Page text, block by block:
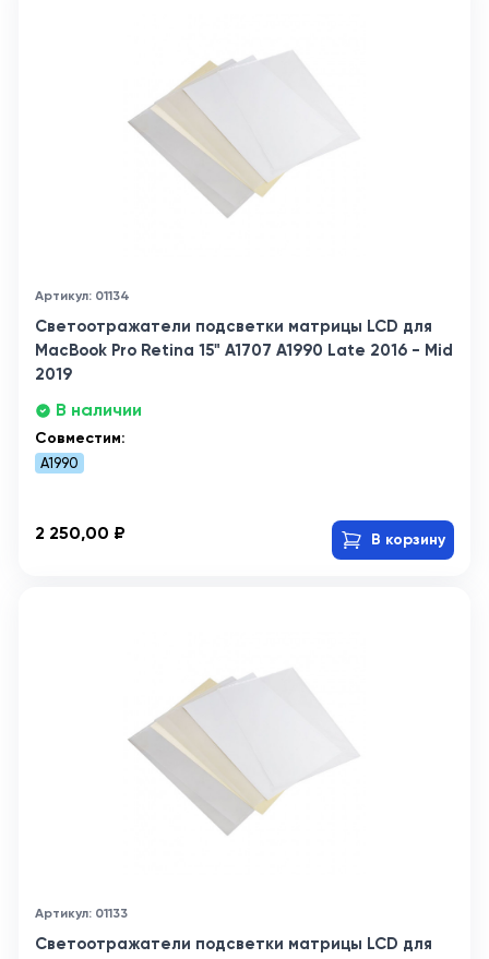
Артикул: 01134
Светоотражатели подсветки матрицы LCD для
MacBook Pro Retina 15" A1707 A1990 Late 2016 - Mid
2019
В наличии
Совместим:
A1990
2 250,00 ₽ В корзину
Артикул: 01133
Светоотражатели подсветки матрицы LCD для